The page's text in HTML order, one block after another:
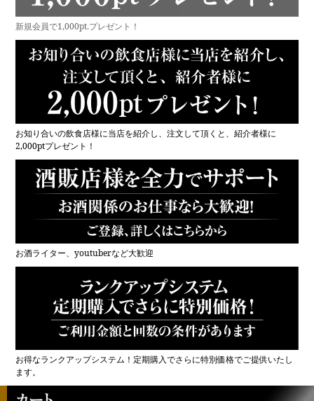
新規会員で1,000pt.プレゼント！
お知り合いの飲食店様に当店を紹介し、注文して頂くと、紹介者様に
2,000ptプレゼント！
お酒ライター、youtuberなど大歓迎
お得なランクアップシステム！定期購入でさらに特別価格でご提供いたし
ます。